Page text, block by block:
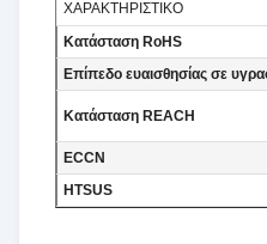
ΧΑΡΑΚΤΗΡΙΣΤΙΚΟ
Κατάσταση RoHS
Επίπεδο ευαισθησίας σε
Κατάσταση REACH
ECCN
HTSUS